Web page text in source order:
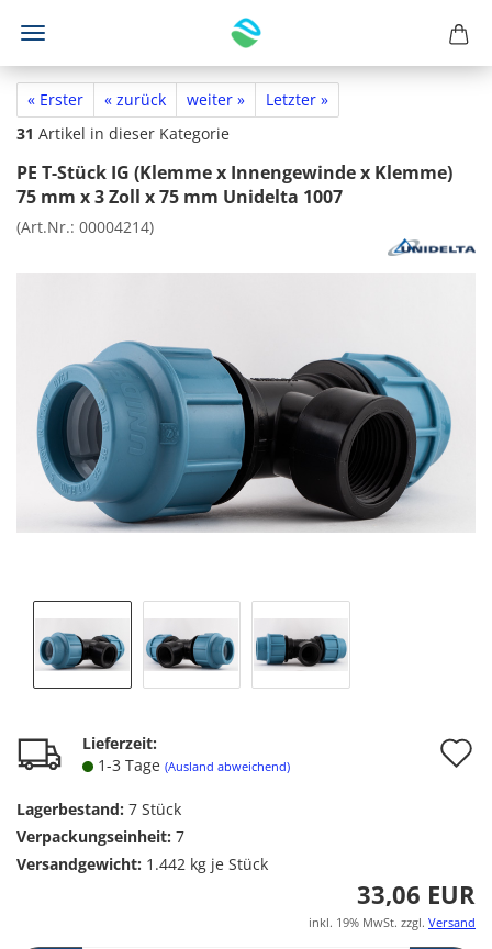
« Erster « zurück weiter »
Letzter »
31 Artikel in dieser Kategorie
PE T-Stück IG (Klemme x Innengewinde x Klemme)
75 mm x 3 Zoll x 75 mm Unidelta 1007
(Art.Nr.: 00004214)
Lieferzeit:
1-3 Tage (Ausland abweichend)
Lagerbestand: 7 Stück
Verpackungseinheit: 7
Versandgewicht: 1.442 kg je Stück
33,06 EUR
inkl. 19% MwSt. zzgl. Versand